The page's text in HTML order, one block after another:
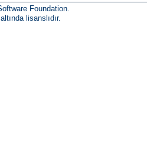
Foundation.
altında lisanslıdır.